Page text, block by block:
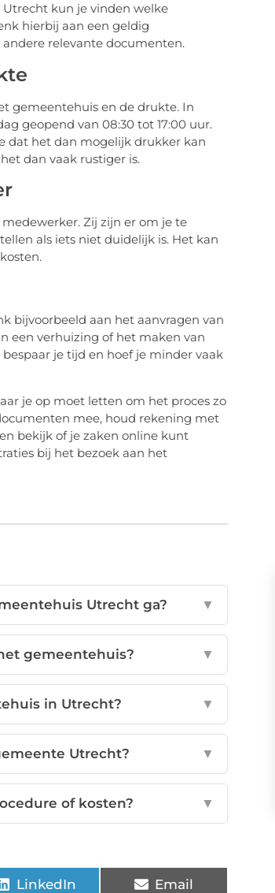
kun je vinden welke
hierbij aan een geldig
relevante documenten.
gemeentehuis en de drukte. In
geopend van 08:30 tot 17:00 uur.
dat het dan mogelijk drukker kan
dan vaak rustiger is.
Zij zijn er om je te
als iets niet duidelijk is. Het kan
bijvoorbeeld aan het aanvragen van
een verhuizing of het maken van
je tijd en hoef je minder vaak
je op moet letten om het proces zo
mee, houd rekening met
bekijk of je zaken online kunt
bij het bezoek aan het
Utrecht ga? ▼
gemeentehuis? ▼
in Utrecht? ▼
Utrecht? ▼
of kosten? ▼
LinkedIn Email